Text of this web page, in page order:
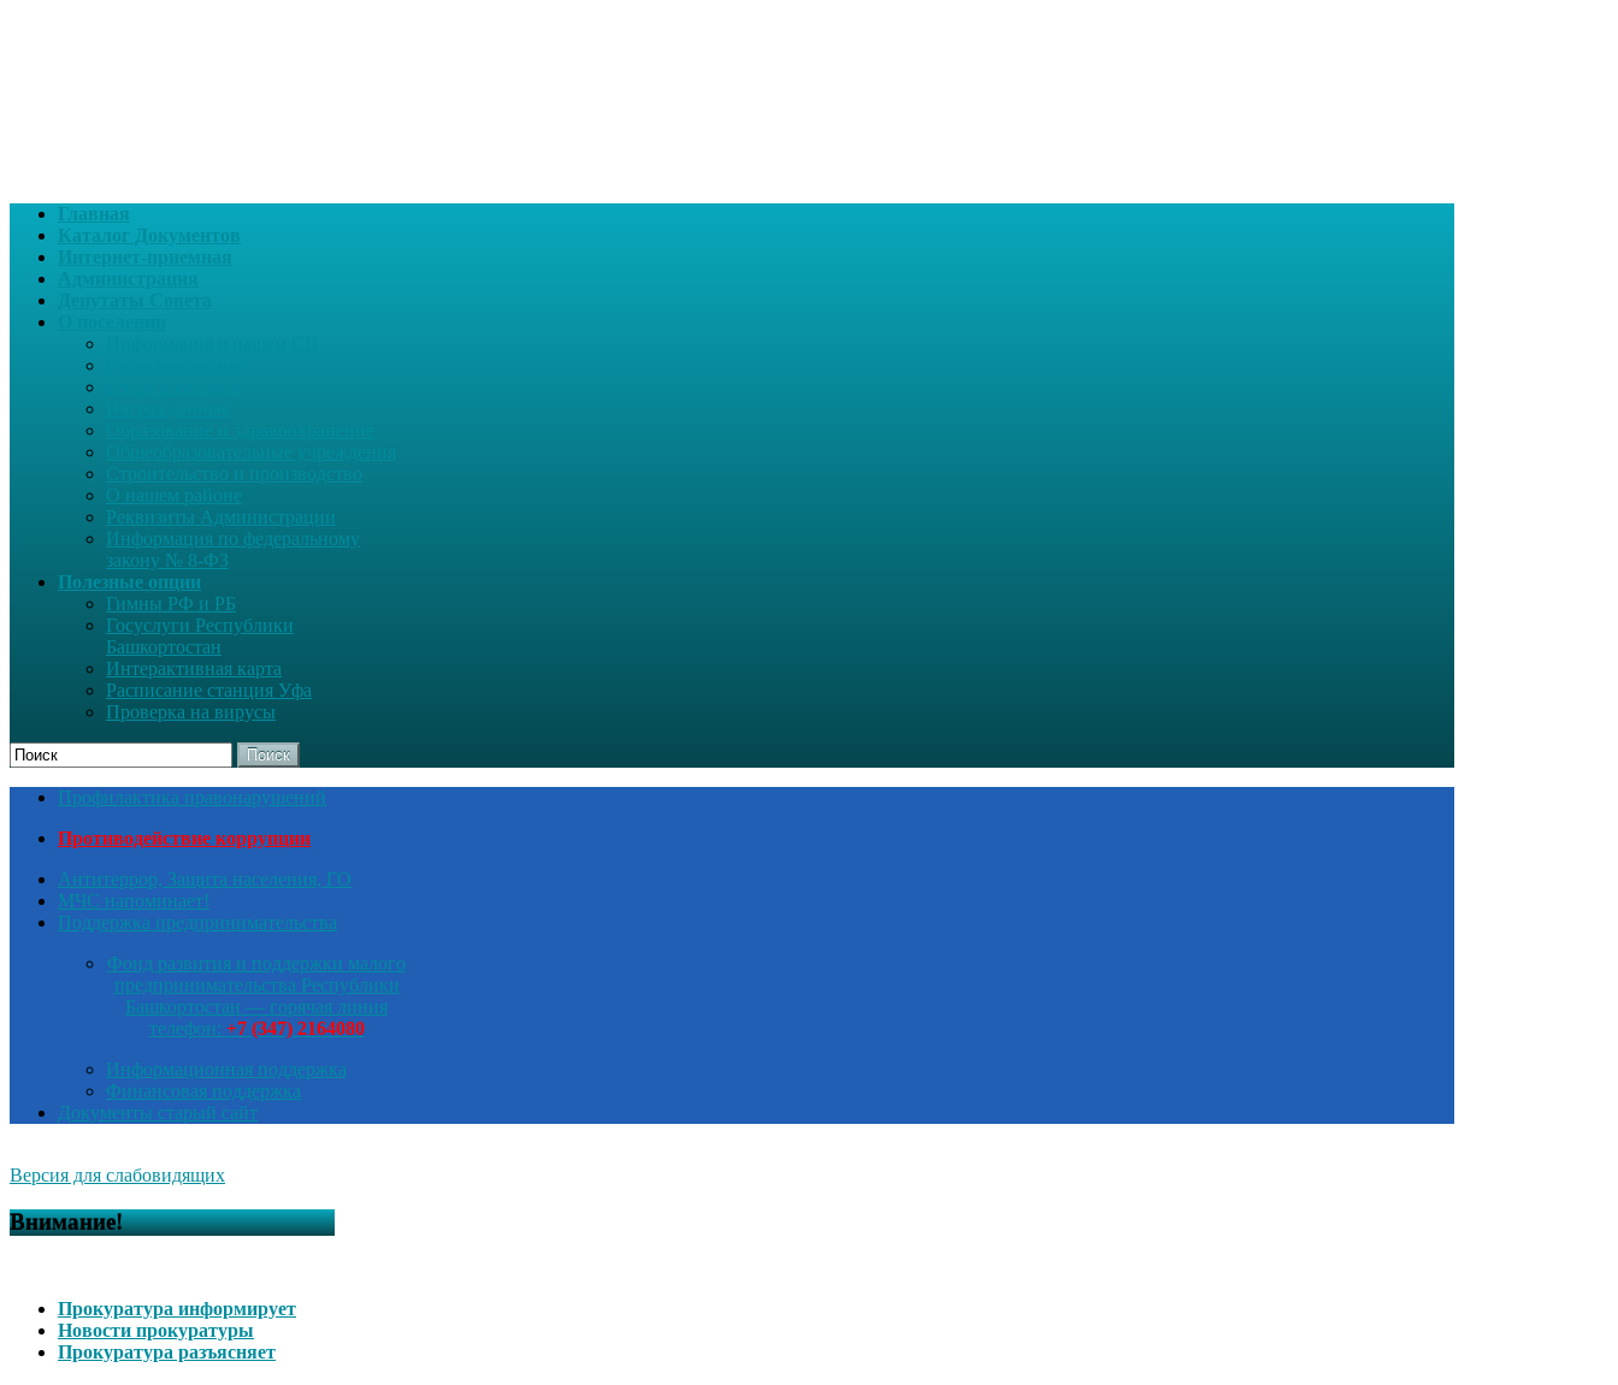
Главная
Каталог Документов
О нашем районе
Реквизиты Администрации
Информация по федеральному
закону № 8-ФЗ
Полезные опции
Гимны РФ и РБ
Госуслуги Республики
Башкортостан
Интерактивная карта
Расписание станция Уфа
Проверка на вирусы
Поиск
Профилактика правонарушений
Противодействие коррупции
Антитеррор, Защита населения, ГО
МЧС напоминает!
Поддержка предпринимательства
Фонд развития и поддержки малого
предпринимательства Республики
Башкортостан — горячая линия
телефон: +7 (347) 2164080
Информационная поддержка
Финансовая поддержка
Документы старый сайт
Версия для слабовидящих
Внимание!
Прокуратура информирует
Новости прокуратуры
Прокуратура разъясняет